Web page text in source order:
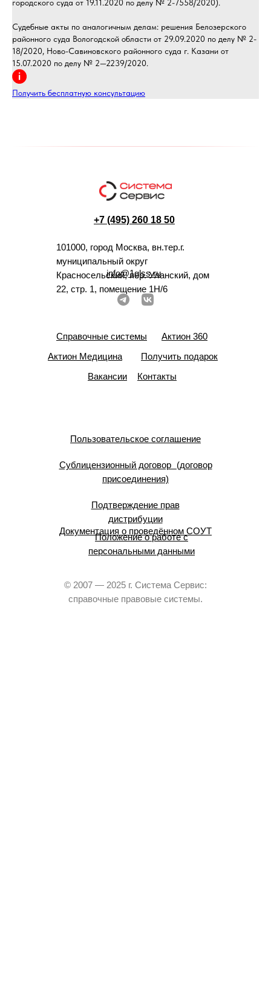
городского суда от 19.11.2020 по делу № 2-7558/2020).
Судебные акты по аналогичным делам: решения Белозерского
районного суда Вологодской области от 29.09.2020 по делу № 2-
18/2020, Ново-Савиновского районного суда г. Казани от
15.07.2020 по делу № 2—2239/2020.
Получить бесплатную консультацию
+7 (495) 260 18 50
101000, город Москва, вн.тер.г.
муниципальный округ
Красносельский, пер. Уланский, дом
22, стр. 1, помещение 1Н/6
info@1glss.ru
Справочные системы
Актион 360
Актион Медицина
Получить подарок
Вакансии
Контакты
Пользовательское соглашение
Сублицензионный договор (договор
присоединения)
Подтверждение прав
дистрибуции
Документация о проведённом СОУТ
Положение о работе с
персональными данными
© 2007 — 2025 г. Система Сервис:
справочные правовые системы.